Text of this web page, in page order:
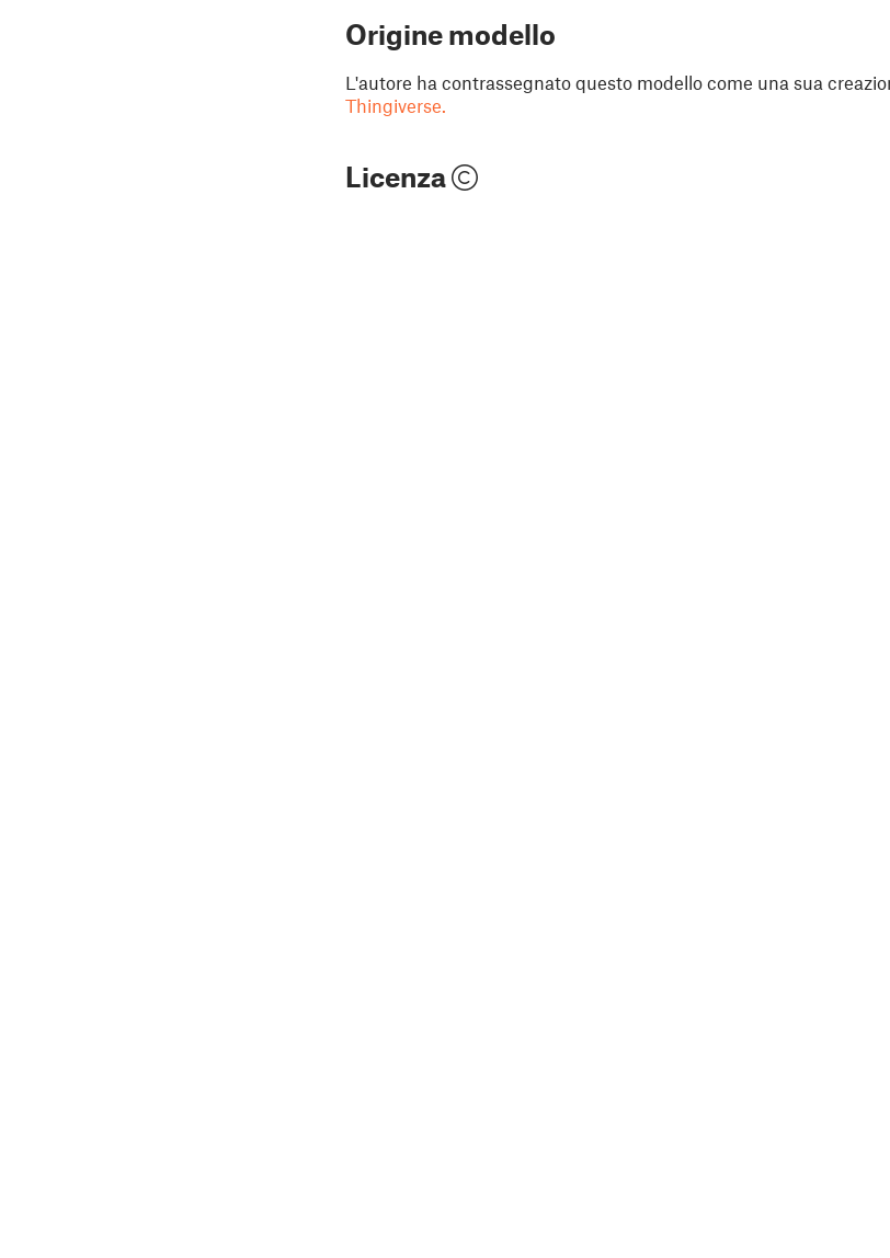
Origine modello
L'autore ha contrassegnato questo modello come una sua
Thingiverse.
Licenza